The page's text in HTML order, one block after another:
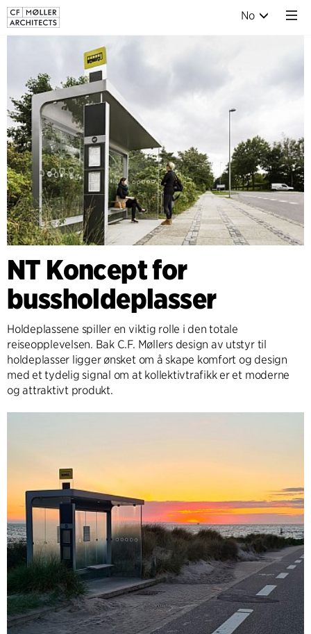
No
NT Koncept for
bussholdeplasser
Holdeplassene spiller en viktig rolle i den totale
reiseopplevelsen. Bak C.F. Møllers design av utstyr til
holdeplasser ligger ønsket om å skape komfort og design
med et tydelig signal om at kollektivtrafikk er et moderne
og attraktivt produkt.